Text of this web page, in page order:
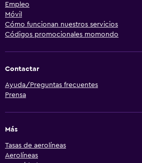
Empleo
Móvil
Cómo funcionan nuestros servicios
Códigos promocionales momondo
Contactar
Ayuda/Preguntas frecuentes
Prensa
Más
Tasas de aerolíneas
Aerolíneas